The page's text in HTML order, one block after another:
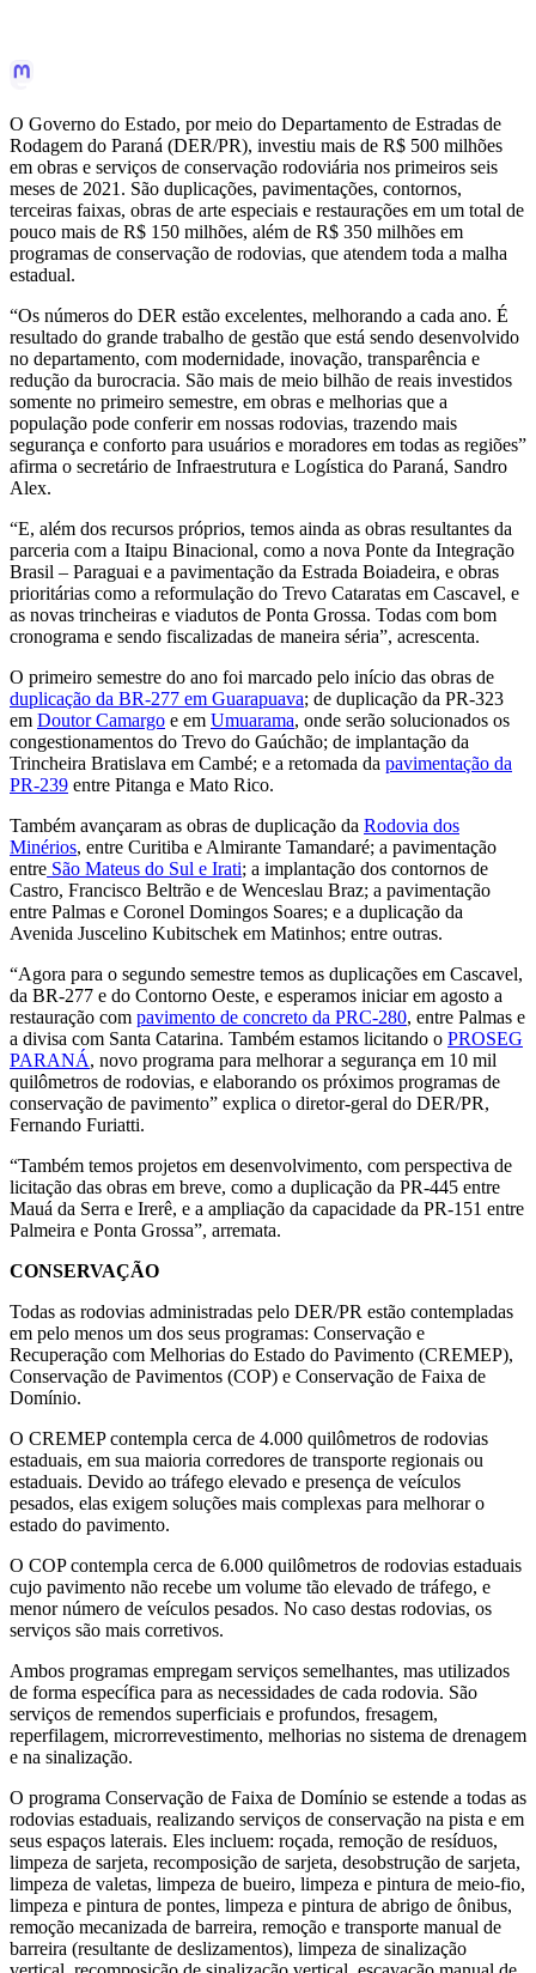
O Governo do Estado, por meio do Departamento de Estradas de
Rodagem do Paraná (DER/PR), investiu mais de R$ 500 milhões
em obras e serviços de conservação rodoviária nos primeiros seis
meses de 2021. São duplicações, pavimentações, contornos,
terceiras faixas, obras de arte especiais e restaurações em um total de
pouco mais de R$ 150 milhões, além de R$ 350 milhões em
programas de conservação de rodovias, que atendem toda a malha
estadual.
“Os números do DER estão excelentes, melhorando a cada ano. É
resultado do grande trabalho de gestão que está sendo desenvolvido
no departamento, com modernidade, inovação, transparência e
redução da burocracia. São mais de meio bilhão de reais investidos
somente no primeiro semestre, em obras e melhorias que a
população pode conferir em nossas rodovias, trazendo mais
segurança e conforto para usuários e moradores em todas as regiões”
afirma o secretário de Infraestrutura e Logística do Paraná, Sandro
Alex.
“E, além dos recursos próprios, temos ainda as obras resultantes da
parceria com a Itaipu Binacional, como a nova Ponte da Integração
Brasil – Paraguai e a pavimentação da Estrada Boiadeira, e obras
prioritárias como a reformulação do Trevo Cataratas em Cascavel, e
as novas trincheiras e viadutos de Ponta Grossa. Todas com bom
cronograma e sendo fiscalizadas de maneira séria”, acrescenta.
O primeiro semestre do ano foi marcado pelo início das obras de
duplicação da BR-277 em Guarapuava; de duplicação da PR-323
em Doutor Camargo e em Umuarama, onde serão solucionados os
congestionamentos do Trevo do Gaúchão; de implantação da
Trincheira Bratislava em Cambé; e a retomada da pavimentação da
PR-239 entre Pitanga e Mato Rico.
Também avançaram as obras de duplicação da Rodovia dos
Minérios, entre Curitiba e Almirante Tamandaré; a pavimentação
entre São Mateus do Sul e Irati; a implantação dos contornos de
Castro, Francisco Beltrão e de Wenceslau Braz; a pavimentação
entre Palmas e Coronel Domingos Soares; e a duplicação da
Avenida Juscelino Kubitschek em Matinhos; entre outras.
“Agora para o segundo semestre temos as duplicações em Cascavel,
da BR-277 e do Contorno Oeste, e esperamos iniciar em agosto a
restauração com pavimento de concreto da PRC-280, entre Palmas e
a divisa com Santa Catarina. Também estamos licitando o PROSEG
PARANÁ, novo programa para melhorar a segurança em 10 mil
quilômetros de rodovias, e elaborando os próximos programas de
conservação de pavimento” explica o diretor-geral do DER/PR,
Fernando Furiatti.
“Também temos projetos em desenvolvimento, com perspectiva de
licitação das obras em breve, como a duplicação da PR-445 entre
Mauá da Serra e Irerê, e a ampliação da capacidade da PR-151 entre
Palmeira e Ponta Grossa”, arremata.
CONSERVAÇÃO
Todas as rodovias administradas pelo DER/PR estão contempladas
em pelo menos um dos seus programas: Conservação e
Recuperação com Melhorias do Estado do Pavimento (CREMEP),
Conservação de Pavimentos (COP) e Conservação de Faixa de
Domínio.
O CREMEP contempla cerca de 4.000 quilômetros de rodovias
estaduais, em sua maioria corredores de transporte regionais ou
estaduais. Devido ao tráfego elevado e presença de veículos
pesados, elas exigem soluções mais complexas para melhorar o
estado do pavimento.
O COP contempla cerca de 6.000 quilômetros de rodovias estaduais
cujo pavimento não recebe um volume tão elevado de tráfego, e
menor número de veículos pesados. No caso destas rodovias, os
serviços são mais corretivos.
Ambos programas empregam serviços semelhantes, mas utilizados
de forma específica para as necessidades de cada rodovia. São
serviços de remendos superficiais e profundos, fresagem,
reperfilagem, microrrevestimento, melhorias no sistema de drenagem
e na sinalização.
O programa Conservação de Faixa de Domínio se estende a todas as
rodovias estaduais, realizando serviços de conservação na pista e em
seus espaços laterais. Eles incluem: roçada, remoção de resíduos,
limpeza de sarjeta, recomposição de sarjeta, desobstrução de sarjeta,
limpeza de valetas, limpeza de bueiro, limpeza e pintura de meio-fio,
limpeza e pintura de pontes, limpeza e pintura de abrigo de ônibus,
remoção mecanizada de barreira, remoção e transporte manual de
barreira (resultante de deslizamentos), limpeza de sinalização